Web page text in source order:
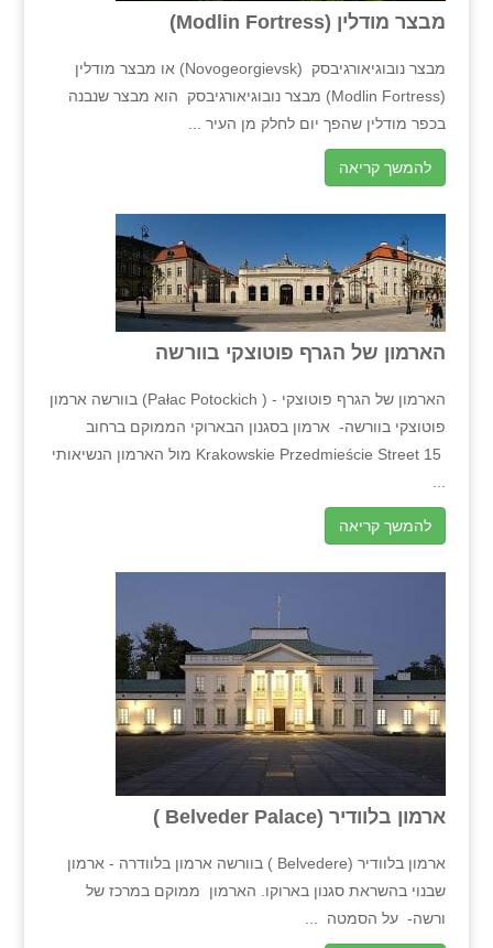
מבצר מודלין (Modlin Fortress)
מבצר נובוגיאורגיבסק (Novogeorgievsk) או מבצר מודלין
(Modlin Fortress) מבצר נובוגיאורגיבסק הוא מבצר שנבנה
בכפר מודלין שהפך יום לחלק מן העיר ...
להמשך קריאה
הארמון של הגרף פוטוצקי בוורשה
הארמון של הגרף פוטוצקי - ( Pałac Potockich) בוורשה ארמון
פוטוצקי בוורשה- ארמון בסגנון הבארוקי הממוקם ברחוב
Krakowskie Przedmieście Street 15 מול הארמון הנשיאותי
להמשך קריאה
ארמון בלוודיר (Belveder Palace )
ארמון בלוודיר (Belvedere ) בוורשה ארמון בלוודרה - ארמון
שבנוי בהשראת סגנון בארוקו. הארמון ממוקם במרכז של
ורשה- על הסמטה ...